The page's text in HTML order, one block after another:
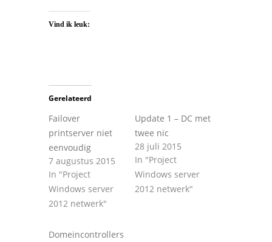
Vind ik leuk:
Gerelateerd
Failover
printserver niet
eenvoudig
7 augustus 2015
In "Project
Windows server
2012 netwerk"
Update 1 – DC met
twee nic
28 juli 2015
In "Project
Windows server
2012 netwerk"
Domeincontrollers